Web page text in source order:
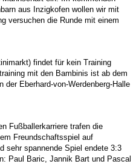
aus Inzigkofen wollen wir mit
versuchen die Runde mit einem
findet für kein Training
mit den Bambinis ist ab dem
der Eberhard-von-Werdenberg-Halle
Fußballerkarriere trafen die
Freundschaftsspiel auf
sehr spannende Spiel endete 3:3
Paul Baric, Jannik Bart und Pascal